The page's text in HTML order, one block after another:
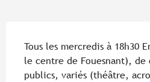
Tous les mercredis à 18h30
le centre de Fouesnant), de
publics, variés (théâtre,